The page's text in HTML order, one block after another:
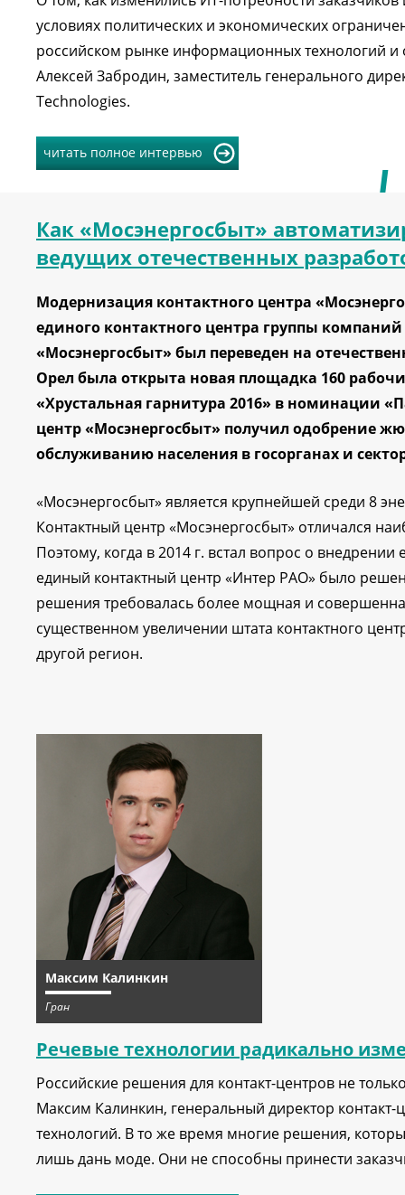
условиях политических и экономических
российском рынке информационных технологий и
Алексей Забродин, заместитель генерального
Technologies.
читать полное интервью
Как «Мосэнергосбыт»
ведущих отечественных
Модернизация контактного центра
единого контактного центра группы
«Мосэнергосбыт» был переведен на
Орел была открыта новая площадка 160
«Хрустальная гарнитура 2016» в номинации
центр «Мосэнергосбыт» получил одобрение
обслуживанию населения в госорганах и
«Мосэнергосбыт» является крупнейшей среди 8
Контактный центр «Мосэнергосбыт» отличался
Поэтому, когда в 2014 г. встал вопрос о
единый контактный центр «Интер РАО» было
решения требовалась более мощная и
существенном увеличении штата контактного
другой регион.
Максим Калинкин
Гран
Речевые технологии радикально
Российские решения для контакт-центров не
Максим Калинкин, генеральный директор
технологий. В то же время многие решения,
лишь дань моде. Они не способны принести